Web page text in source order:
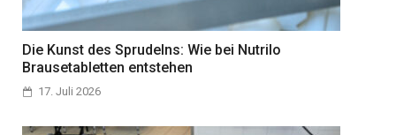
Die Kunst des Sprudelns: Wie bei Nutrilo
Brausetabletten entstehen
17. Juli 2026